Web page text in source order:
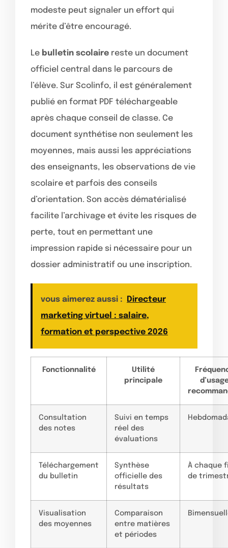
modeste peut signaler un effort qui
mérite d’être encouragé.
Le bulletin scolaire reste un document
officiel central dans le parcours de
l’élève. Sur Scolinfo, il est généralement
publié en format PDF téléchargeable
après chaque conseil de classe. Ce
document synthétise non seulement les
moyennes, mais aussi les appréciations
des enseignants, les observations de vie
scolaire et parfois des conseils
d’orientation. Son accès dématérialisé
facilite l’archivage et évite les risques de
perte, tout en permettant une
impression rapide si nécessaire pour un
dossier administratif ou une inscription.
vous aimerez aussi :
Directeur
marketing virtuel : salaire,
formation et perspective 2026
Fonctionnalité
Utilité
principale
Consultation
des notes
Suivi en temps
réel des
évaluations
Téléchargement
du bulletin
Synthèse
officielle des
résultats
À chaque
de
Visualisation
des moyennes
Comparaison
entre matières
et périodes